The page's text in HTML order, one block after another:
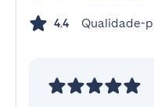
4.4 Qualidade-